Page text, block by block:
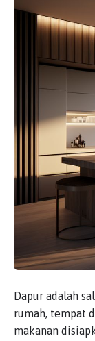
Dapur adalah
rumah, tempat
makanan